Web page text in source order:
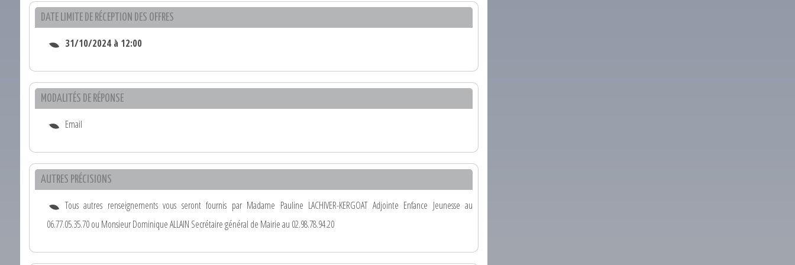
DATE LIMITE DE RÉCEPTION DES OFFRES
31/10/2024 à 12:00
MODALITÉS DE RÉPONSE
Email
AUTRES PRÉCISIONS
Tous autres renseignements vous seront fournis par Madame Pauline LACHIVER-KERGOAT Adjointe Enfance Jeunesse au
06.77.05.35.70 ou Monsieur Dominique ALLAIN Secrétaire général de Mairie au 02.98.78.94.20